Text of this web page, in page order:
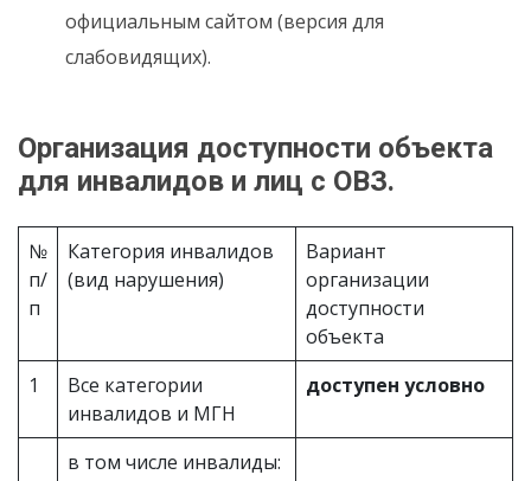
официальным сайтом (версия для
слабовидящих).
Организация доступности объекта
для инвалидов и лиц с ОВЗ.
№
п/
п
Категория инвалидов
(вид нарушения)
Вариант
организации
доступности
объекта
1
Все категории
инвалидов и МГН
доступен условно
в том числе инвалиды: